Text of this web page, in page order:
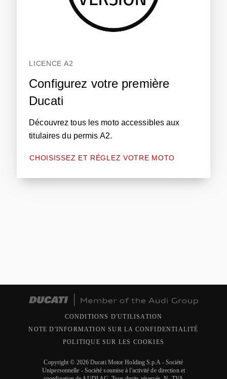
LICENCE A2
Configurez votre première
Ducati
Découvrez tous les moto accessibles aux
titulaires du permis A2.
CHOISISSEZ ET RÉGLEZ VOTRE MOTO
CONDITIONS D'UTILISATION
NOTE D'INFORMATION SUR LA CONFIDENTIALITÉ
POLITIQUE SUR LES COOKIES
Copyright © 2026 Ducati Motor Holding S.p.A - Société
Unipersonnelle - Société soumise à l'activité de direction et